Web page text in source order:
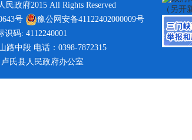
民政府2015 All Rights Reserved
号
豫公网安备41122402000009号
识码: 4112240001
路中段 电话：0398-7872315
氏县人民政府办公室